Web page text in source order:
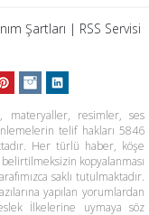
Şartları | RSS Servisi
materyaller, resimler, ses
telif hakları 5846
Her türlü haber, köşe
belirtilmeksizin kopyalanması
saklı tutulmaktadır.
yapılan yorumlardan
İlkelerine uymaya söz